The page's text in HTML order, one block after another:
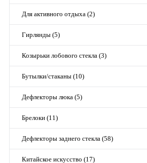
Для активного отдыха (2)
Гирлянды (5)
Козырьки лобового стекла (3)
Бутылки/стаканы (10)
Дефлекторы люка (5)
Брелоки (11)
Дефлекторы заднего стекла (58)
Китайское искусство (17)